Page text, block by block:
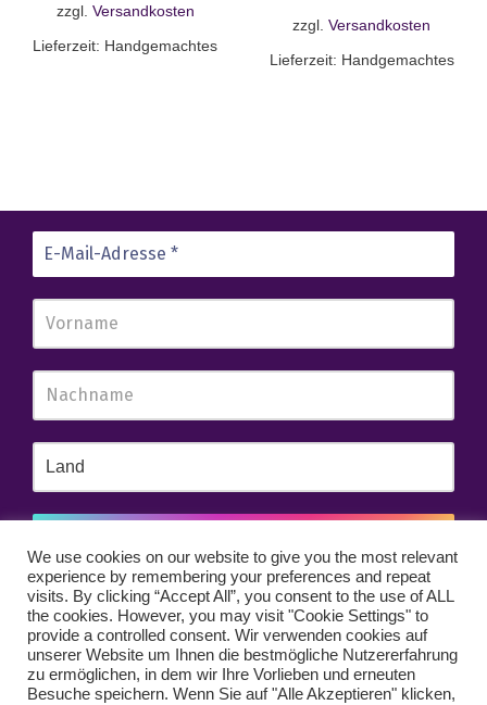
zzgl. Versandkosten
Lieferzeit: Handgemachtes
zzgl.Versandkosten
Lieferzeit: Handgemachtes
Wir senden keinen Spam! Erfahre mehr in unserer
Datenschutzerklärung.
We use cookies on our website to give you the most relevant
experience by remembering your preferences and repeat
visits. By clicking “Accept All”, you consent to the use of ALL
the cookies. However, you may visit "Cookie Settings" to
provide a controlled consent. Wir verwenden cookies auf
unserer Website um Ihnen die bestmögliche Nutzererfahrung
zu ermöglichen, in dem wir Ihre Vorlieben und erneuten
Besuche speichern. Wenn Sie auf "Alle Akzeptieren" klicken,